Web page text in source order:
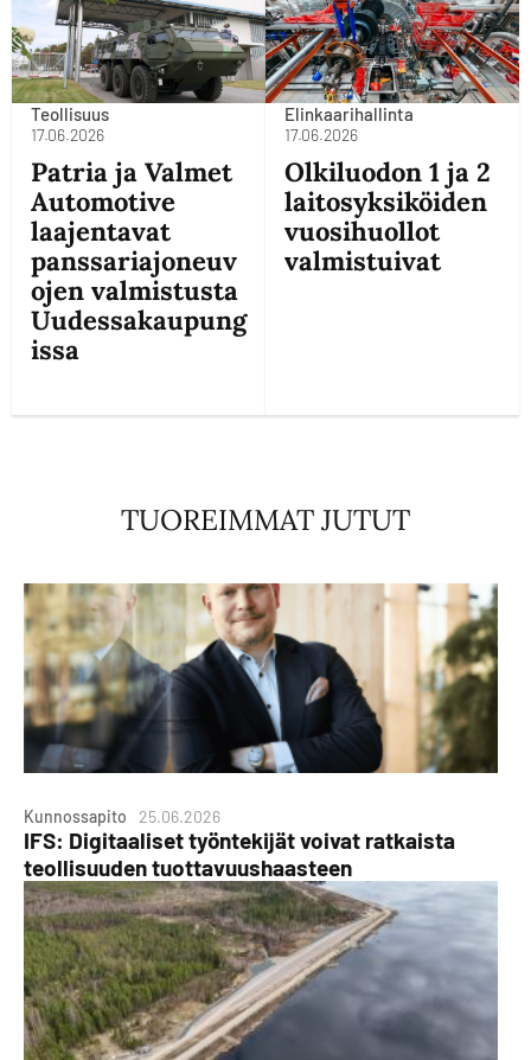
Teollisuus
17.06.2026
Patria ja Valmet
Automotive
laajentavat
panssariajoneuv
ojen valmistusta
Uudessakaupung
issa
Elinkaarihallinta
17.06.2026
Olkiluodon 1 ja 2
laitosyksiköiden
vuosihuollot
valmistuivat
TUOREIMMAT JUTUT
Kunnossapito 25.06.2026
IFS: Digitaaliset työntekijät voivat ratkaista
teollisuuden tuottavuushaasteen